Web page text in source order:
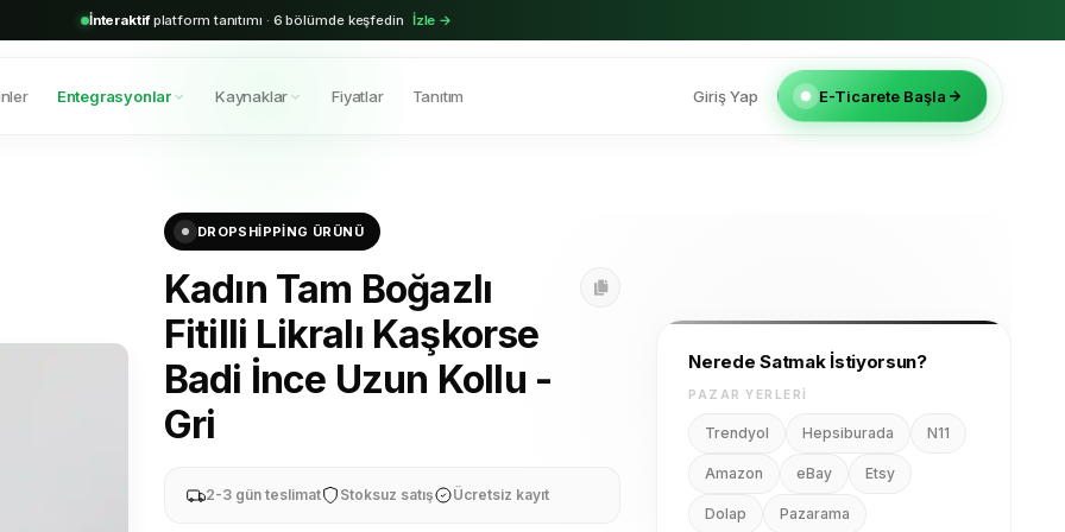
aktif bayi · Shopify & Trendyol entegrasyonu hazır Hemen başla →
Entegrasyonlar Kaynaklar Fiyatlar Tanıtım Giriş Yap E-Ticarete Başla
DROPSHIPPING ÜRÜNÜ
Kadın Tam Boğazlı
Fitilli Likralı Kaşkorse
Badi İnce Uzun Kollu -
Gri
2-3 gün teslimat Stoksuz satış Ücretsiz kayıt
Nerede Satmak İstiyorsun?
PAZAR YERLERI
Trendyol Hepsiburada N11
Amazon eBay Etsy
Dolap Pazarama